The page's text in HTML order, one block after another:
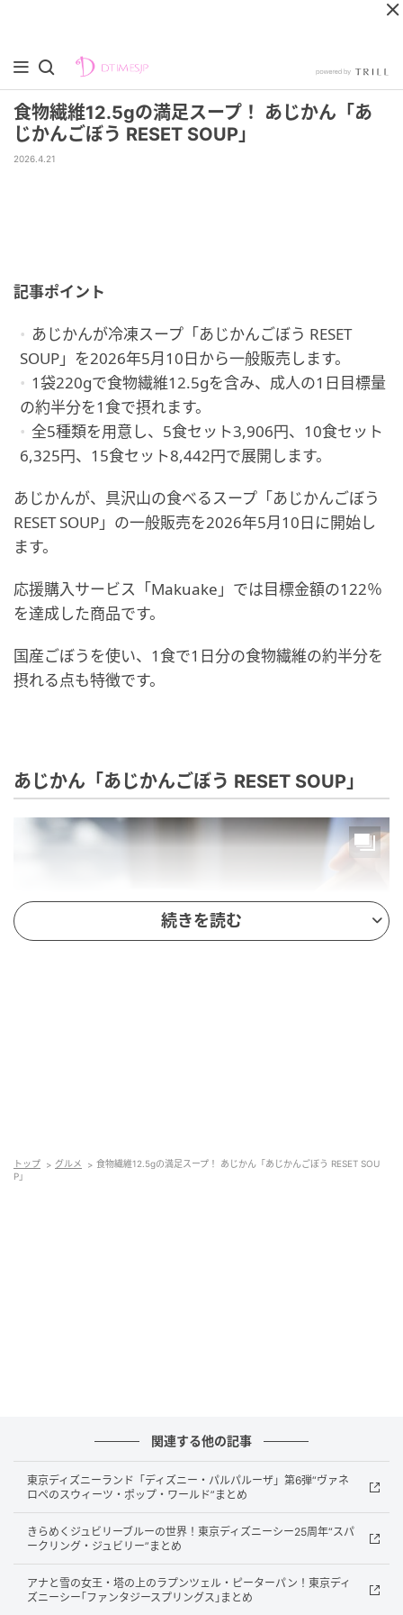
食物繊維12.5gの満足スープ！ あじかん「あ
じかんごぼう RESET SOUP」
2026.4.21
記事ポイント
あじかんが冷凍スープ「あじかんごぼう RESET
SOUP」を2026年5月10日から一般販売します。
1袋220gで食物繊維12.5gを含み、成人の1日目標量
の約半分を1食で摂れます。
全5種類を用意し、5食セット3,906円、10食セット
6,325円、15食セット8,442円で展開します。
あじかんが、具沢山の食べるスープ「あじかんごぼう
RESET SOUP」の一般販売を2026年5月10日に開始し
ます。
応援購入サービス「Makuake」では目標金額の122％
を達成した商品です。
国産ごぼうを使い、1食で1日分の食物繊維の約半分を
摂れる点も特徴です。
あじかん「あじかんごぼう RESET SOUP」
商品名：あじかんごぼう RESET SOUP
生鮮ごぼう約1.4本分にあたる食物繊維を含み、咀嚼に
よる満足感も重視した設計です。
「ごぼうまるごとしょうゆ」と「ごぼうまるごと旨辛
みそ」には、あじかんの「国産焙煎ごぼう茶 ごぼうの
おかげ」を煮出したスープが使われています。
続きを読む
トップ グルメ
食物繊維12.5gの満足スープ！ あじかん「あじかんごぼう RESET SOU
P」
関連する他の記事
東京ディズニーランド「ディズニー・パルパルーザ」第6弾“ヴァネ
ロペのスウィーツ・ポップ・ワールド”まとめ
きらめくジュビリーブルーの世界！東京ディズニーシー25周年“スパ
ークリング・ジュビリー”まとめ
アナと雪の女王・塔の上のラプンツェル・ピーターパン！東京ディ
ズニーシー｢ファンタジースプリングス｣まとめ